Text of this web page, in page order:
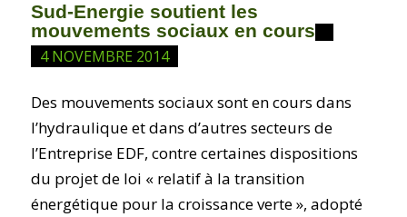
Sud-Energie soutient les
mouvements sociaux en cours
4 NOVEMBRE 2014
Des mouvements sociaux sont en cours dans
l’hydraulique et dans d’autres secteurs de
l’Entreprise EDF, contre certaines dispositions
du projet de loi « relatif à la transition
énergétique pour la croissance verte », adopté